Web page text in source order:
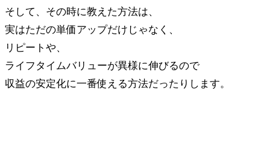
そして、その時に教えた方法は、
実はただの単価アップだけじゃなく、
リピートや、
ライフタイムバリューが異様に伸びるので
収益の安定化に一番使える方法だったりします。